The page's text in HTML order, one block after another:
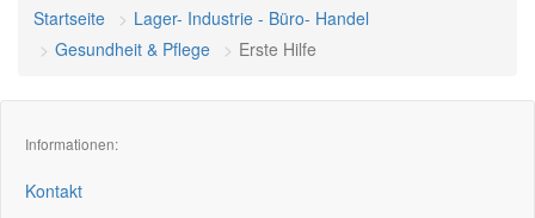
Startseite
Lager- Industrie - Büro- Handel
Gesundheit & Pflege
Erste Hilfe
Informationen:
Kontakt